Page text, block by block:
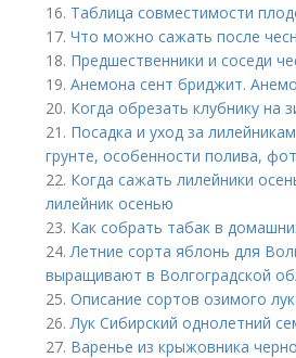
16. Таблица совместимости
17. Что можно сажать после
18. Предшественники и соседи
19. Анемона сент бриджит.
20. Когда обрезать клубнику на
21. Посадка и уход за
грунте, особенности полива,
22. Когда сажать лилейники
лилейник осенью
23. Как собрать табак в
24.Летние сорта яблонь для
выращивают в Волгоградской
25. Описание сортов озимого
26.Лук Сибирский однолетний
27. Варенье из крыжовника